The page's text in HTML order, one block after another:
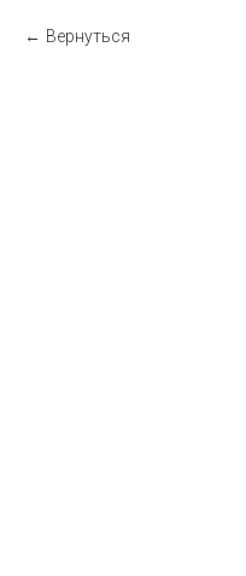
Вернуться